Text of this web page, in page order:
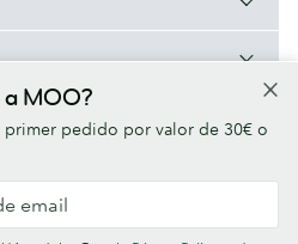
MOO?
primer pedido por valor de 30€ o
privacidad Fuentes Sitemap